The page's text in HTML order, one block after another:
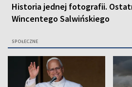
Historia jednej fotografii.
Wincentego Salwińskiego
SPOŁECZNE